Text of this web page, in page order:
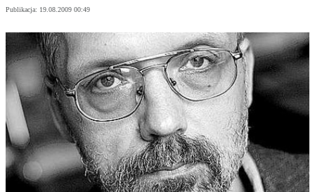
Publikacja: 19.08.2009 00:49